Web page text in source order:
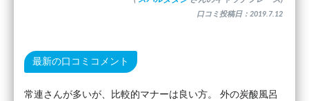
口コミ投稿日：2019.7.12
最新の口コミコメント
常連さんが多いが、比較的マナーは良い方。 外の炭酸風呂